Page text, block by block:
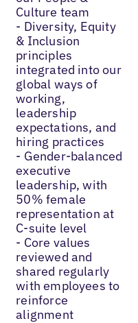
Culture team
- Diversity, Equity
& Inclusion
principles
integrated into our
global ways of
working,
leadership
expectations, and
hiring practices
- Gender-balanced
executive
leadership, with
50% female
representation at
C-suite level
- Core values
reviewed and
shared regularly
with employees to
reinforce
alignment